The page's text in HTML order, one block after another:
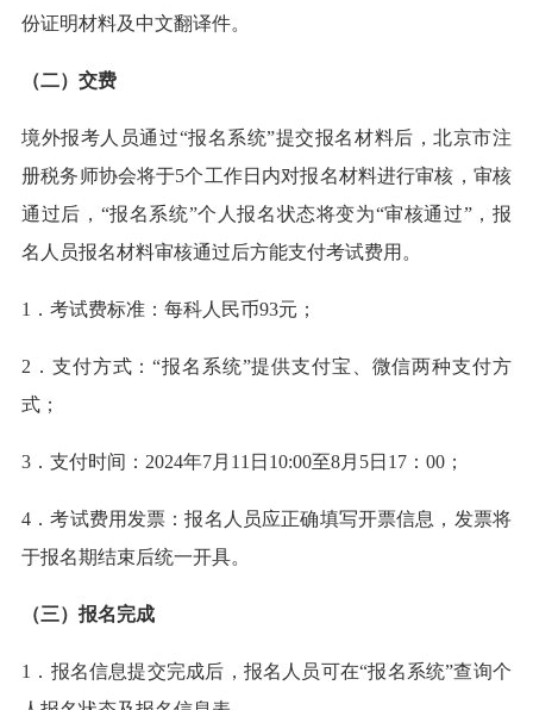
份证明材料及中文翻译件。
（二）交费
境外报考人员通过“报名系统”提交报名材料后，北京市注
册税务师协会将于5个工作日内对报名材料进行审核，审核
通过后，“报名系统”个人报名状态将变为“审核通过”，报
名人员报名材料审核通过后方能支付考试费用。
1．考试费标准：每科人民币93元；
2．支付方式：“报名系统”提供支付宝、微信两种支付方
式；
3．支付时间：2024年7月11日10:00至8月5日17：00；
4．考试费用发票：报名人员应正确填写开票信息，发票将
于报名期结束后统一开具。
（三）报名完成
1．报名信息提交完成后，报名人员可在“报名系统”查询个